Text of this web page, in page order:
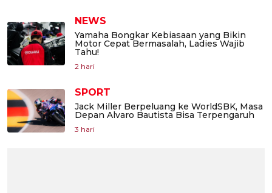
NEWS
Yamaha Bongkar Kebiasaan yang Bikin
Motor Cepat Bermasalah, Ladies Wajib
Tahu!
2 hari
SPORT
Jack Miller Berpeluang ke WorldSBK, Masa
Depan Alvaro Bautista Bisa Terpengaruh
3 hari